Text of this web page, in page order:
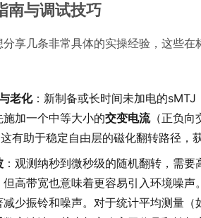
南与调试技巧
享几条非常具体的实操经验，这些
老化：新制备或长时间未加电的
加一个中等大小的交变电流（正负向
有助于稳定自由层的磁化翻转路径，
：观测纳秒到微秒级的随机翻转，需
高带宽也意味着更容易引入环境噪声
少振铃和噪声。对于统计平均测量（